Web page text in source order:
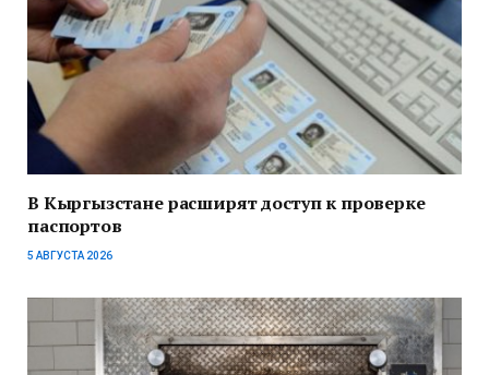
В Кыргызстане расширят доступ к проверке
паспортов
5 АВГУСТА 2026